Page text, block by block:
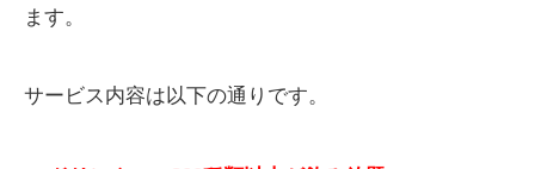
ます。
サービス内容は以下の通りです。